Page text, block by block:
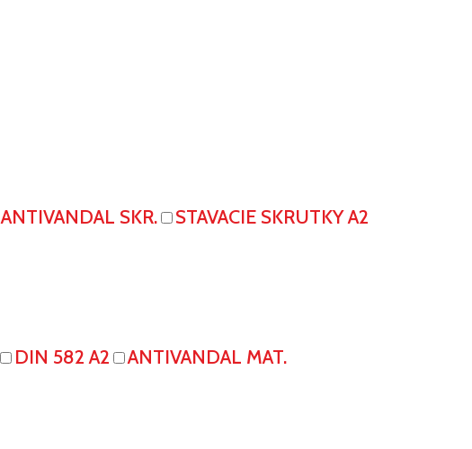
ANTIVANDAL SKR.
STAVACIE SKRUTKY A2
DIN 582 A2
ANTIVANDAL MAT.